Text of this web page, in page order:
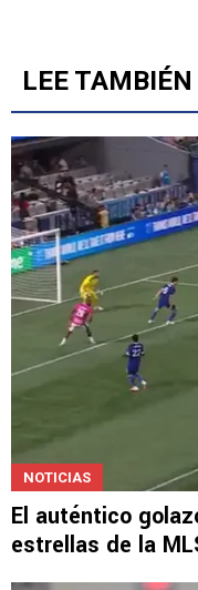
LEE TAMBIÉN